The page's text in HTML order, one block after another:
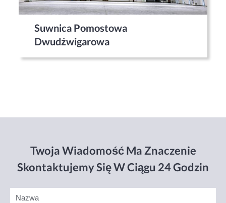
Suwnica Pomostowa
Dwudźwigarowa
Twoja Wiadomość Ma Znaczenie
Skontaktujemy Się W Ciągu 24 Godzin